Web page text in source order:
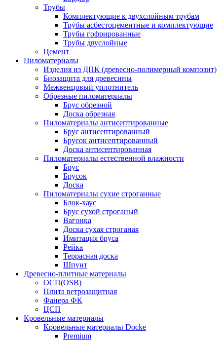
Трубы
Комплектующие к двухслойным трубам
Трубы асбестоцементные и комплектующие
Трубы гофрированные
Трубы двуслойные
Цемент
Пиломатериалы
Изделия из ДПК (древесно-полимерный композит)
Биозащита для древесины
Межвенцовый уплотнитель
Обрезные пиломатериалы
Брус обрезной
Доска обрезная
Пиломатериалы антисептированные
Брус антисептированный
Брусок антисептированный
Доска антисептированная
Пиломатериалы естественной влажности
Брус
Брусок
Доска
Пиломатериалы сухие строганные
Блок-хаус
Брус сухой строганый
Вагонка
Доска сухая строганая
Имитация бруса
Рейка
Террасная доска
Шпунт
Древесно-плитные материалы
ОСП(OSB)
Плита ветрозащитная
Фанера ФК
ЦСП
Кровельные материалы
Кровельные материалы Docke
Premium